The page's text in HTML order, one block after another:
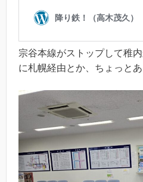
宗谷本線がストップして稚
に札幌経由とか、ちょっと